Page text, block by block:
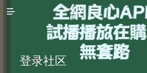

登录社区